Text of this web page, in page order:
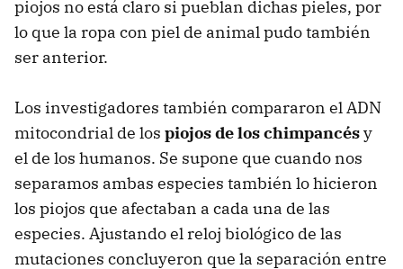
piojos no está claro si pueblan dichas pieles, por
lo que la ropa con piel de animal pudo también
ser anterior.
Los investigadores también compararon el ADN
mitocondrial de los piojos de los chimpancésy
el de los humanos. Se supone que cuando nos
separamos ambas especies también lo hicieron
los piojos que afectaban a cada una de las
especies. Ajustando el reloj biológico de las
mutaciones concluyeron que la separación entre